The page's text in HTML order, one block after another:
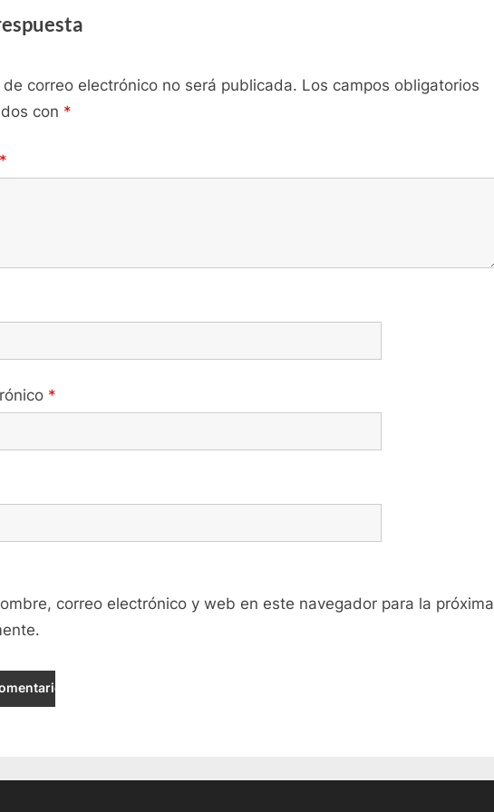
correo electrónico no será publicada. Los campos obligatorios
con *
*
*
correo electrónico y web en este navegador para la próxima